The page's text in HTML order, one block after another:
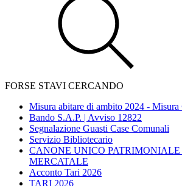
FORSE STAVI CERCANDO
Misura abitare di ambito 2024 - Misura
Bando S.A.P. | Avviso 12822
Segnalazione Guasti Case Comunali
Servizio Bibliotecario
CANONE UNICO
MERCATALE
Acconto Tari 2026
TARI 2026